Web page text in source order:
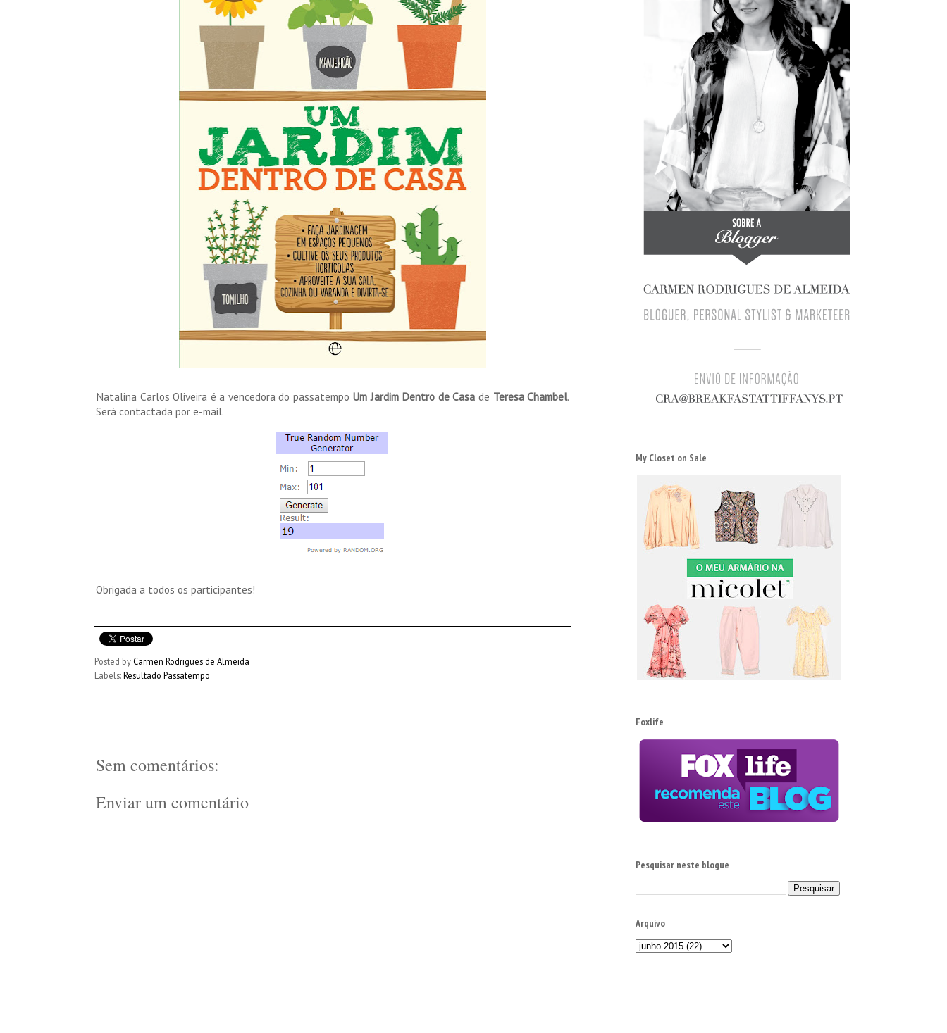
Natalina Carlos Oliveira é a vencedora do passatempo Um Jardim Dentro de Casa de Teresa Chambel.
Será contactada por e-mail.
Obrigada a todos os participantes!
Posted by Carmen Rodrigues de Almeida
Labels:Resultado Passatempo
Sem comentários:
Enviar um comentário
My Closet on Sale
Foxlife
Pesquisar neste blogue
Arquivo